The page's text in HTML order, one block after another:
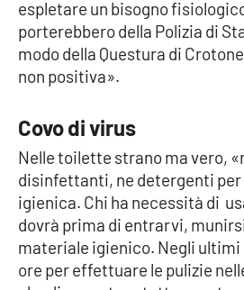
Le perfidie di Antonella Grippo
Venti di comunicazione
STREAMING
LaC TV
LaC Network
espletare un bisogno
porterebbero della Polizia di
modo della Questura di
non positiva».
Covo di virus
Nelle toilette strano ma vero,
disinfettanti, ne detergenti
igienica. Chi ha necessità di
dovrà prima di entrarvi,
materiale igienico. Negli ultimi
ore per effettuare le pulizie